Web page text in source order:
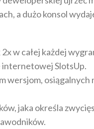
a dużo konsol
w całej każdej
internetowej SlotsUp.
wersjom,
jaka określa